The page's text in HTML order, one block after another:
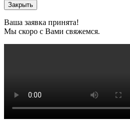
Закрыть
Ваша заявка принята!
Мы скоро с Вами свяжемся.